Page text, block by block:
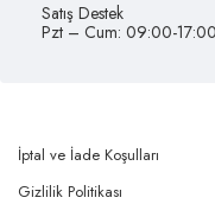
Satış Destek
Pzt – Cum: 09:00-
İptal ve İade Koşulları
Gizlilik Politikası